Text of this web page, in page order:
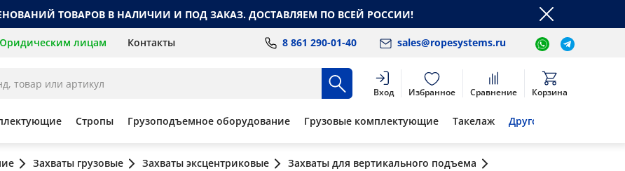
ТОВАРОВ В НАЛИЧИИ И ПОД ЗАКАЗ. ДОСТАВЛЯЕМ ПО ВСЕЙ РОССИИ!
лицам Контакты 8 861 290-01-40 sales@ropesystems.ru
Вход Избранное Сравнение Корзина
Стропы Грузоподъемное оборудование Грузовые комплектующие Такелаж Другое
Захваты грузовые Захваты эксцентриковые
Захваты для вертикального подъема